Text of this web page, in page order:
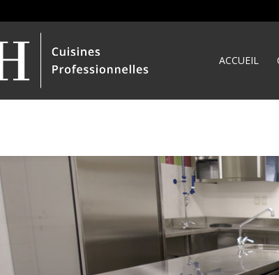
ACCUEIL